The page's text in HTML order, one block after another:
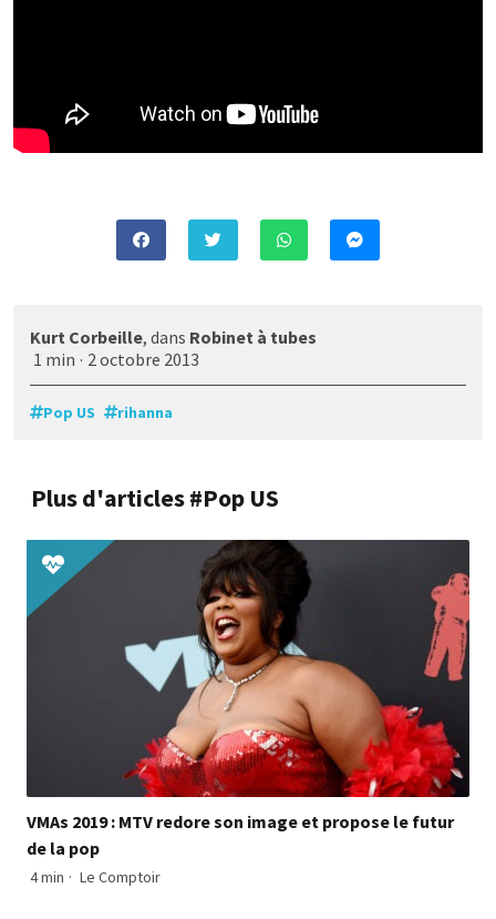
Kurt Corbeille, dans Robinet à tubes
1 min · 2 octobre 2013
Pop US rihanna
Plus d'articles #Pop US
VMAs 2019 : MTV redore son image et propose le futur
de la pop
4 min · Le Comptoir